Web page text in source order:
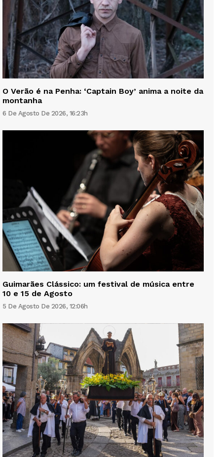
O Verão é na Penha: ‘Captain Boy’ anima a noite da
montanha
6 De Agosto De 2026, 16:23h
Guimarães Clássico: um festival de música entre
10 e 15 de Agosto
5 De Agosto De 2026, 12:06h